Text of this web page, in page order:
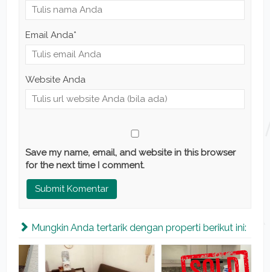
Email Anda*
Website Anda
Save my name, email, and website in this browser
for the next time I comment.
Mungkin Anda tertarik dengan properti berikut ini: